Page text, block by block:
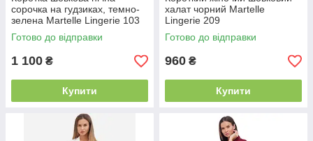
сорочка на гудзиках, темно-
зелена Martelle Lingerie 103
Готово до відправки
1 100 ₴
Купити
халат чорний Martelle
Lingerie 209
Готово до відправки
960 ₴
Купити